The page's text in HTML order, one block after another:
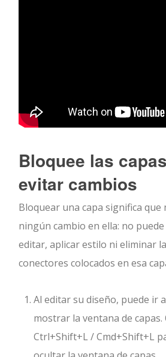
Bloquee las
evitar cambios
Bloquear una capa significa
ningún cambio en ella: no
editar, aplicar estilo ni eliminar
conectores colocados en esa
Al editar su diseño, puede ir
mostrar la ventana de
Ctrl+Shift+L / Cmd+Shift+L